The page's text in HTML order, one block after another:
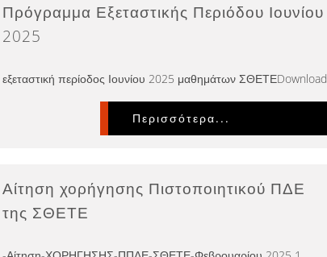
Πρόγραμμα Εξεταστικής Περιόδου Ιουνίου
2025
εξεταστική περίοδος Ιουνίου 2025 μαθημάτων ΣΘΕΤΕDownload
Περισσότερα...
Αίτηση χορήγησης Πιστοποιητικού ΠΔΕ
της ΣΘΕΤΕ